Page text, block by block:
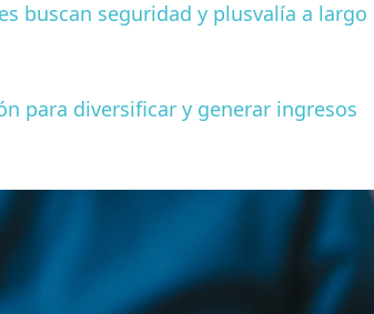
buscan seguridad y plusvalía a largo
para diversificar y generar ingresos